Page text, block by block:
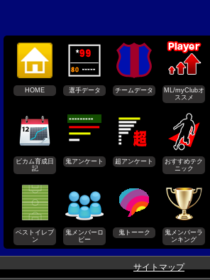
HOME 選手データ チームデータ
ML/myClubオ
ススメ
ビカム育成日
記
鬼アンケート 超アンケート
おすすめテク
ニック
ベストイレブ
ン
鬼メンバーロ
ビー
鬼トーーク
鬼メンバーラ
ンキング
サイトマップ